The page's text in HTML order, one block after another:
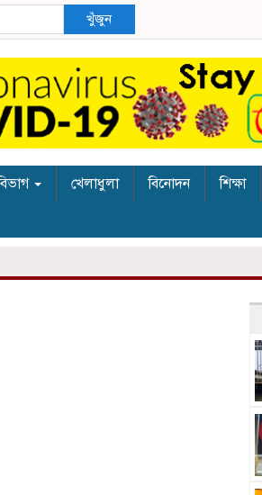
খুঁজুন
খেলাধুলা বিনোদন শিক্ষা